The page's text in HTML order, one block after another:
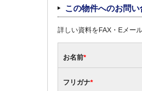
この物件へのお問い
詳しい資料をFAX・Eメー
お名前*
フリガナ*